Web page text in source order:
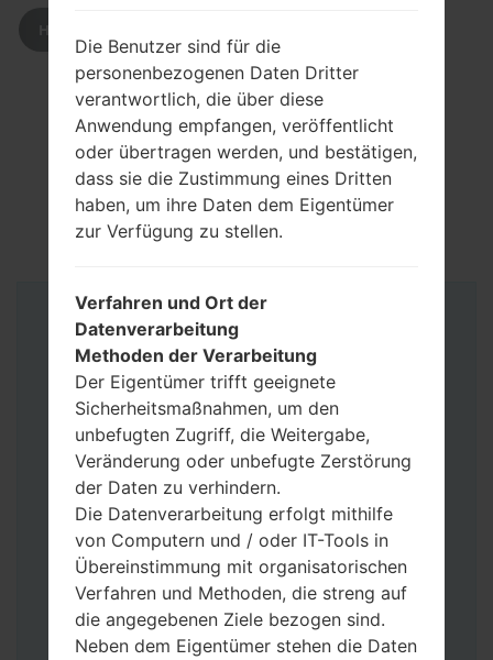
Anleitung
Die Benutzer sind für die
personenbezogenen Daten Dritter
verantwortlich, die über diese
Anwendung empfangen, veröffentlicht
oder übertragen werden, und bestätigen,
dass sie die Zustimmung eines Dritten
haben, um ihre Daten dem Eigentümer
zur Verfügung zu stellen.
Verfahren und Ort der
Datenverarbeitung
Methoden der Verarbeitung
Der Eigentümer trifft geeignete
Sicherheitsmaßnahmen, um den
unbefugten Zugriff, die Weitergabe,
Veränderung oder unbefugte Zerstörung
der Daten zu verhindern.
Die Datenverarbeitung erfolgt mithilfe
von Computern und / oder IT-Tools in
Übereinstimmung mit organisatorischen
Verfahren und Methoden, die streng auf
die angegebenen Ziele bezogen sind.
Neben dem Eigentümer stehen die Daten